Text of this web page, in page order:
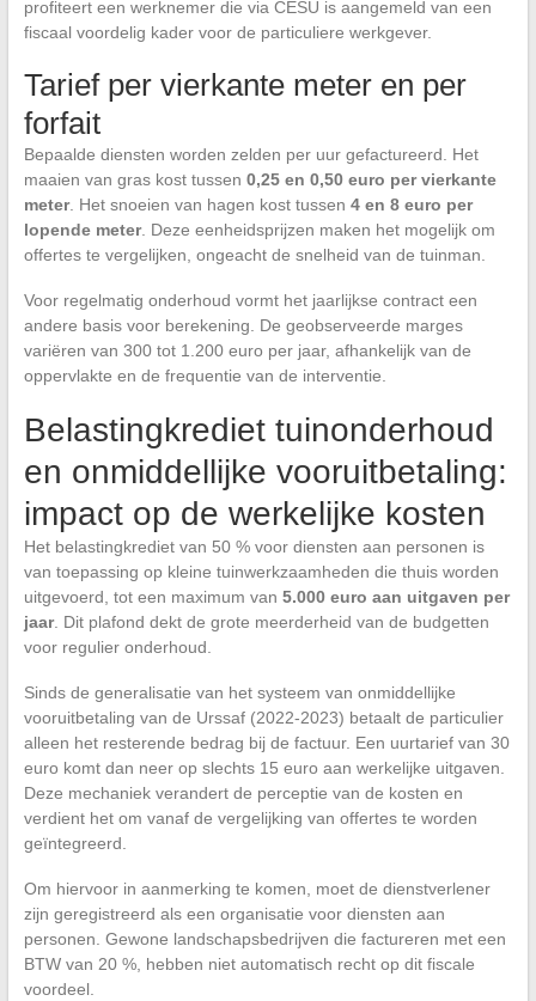
profiteert een werknemer die via CESU is aangemeld van een
fiscaal voordelig kader voor de particuliere werkgever.
Tarief per vierkante meter en per
forfait
Bepaalde diensten worden zelden per uur gefactureerd. Het
maaien van gras kost tussen 0,25 en 0,50 euro per vierkante
meter. Het snoeien van hagen kost tussen 4 en 8 euro per
lopende meter. Deze eenheidsprijzen maken het mogelijk om
offertes te vergelijken, ongeacht de snelheid van de tuinman.
Voor regelmatig onderhoud vormt het jaarlijkse contract een
andere basis voor berekening. De geobserveerde marges
variëren van 300 tot 1.200 euro per jaar, afhankelijk van de
oppervlakte en de frequentie van de interventie.
Belastingkrediet tuinonderhoud
en onmiddellijke vooruitbetaling:
impact op de werkelijke kosten
Het belastingkrediet van 50 % voor diensten aan personen is
van toepassing op kleine tuinwerkzaamheden die thuis worden
uitgevoerd, tot een maximum van 5.000 euro aan uitgaven per
jaar. Dit plafond dekt de grote meerderheid van de budgetten
voor regulier onderhoud.
Sinds de generalisatie van het systeem van onmiddellijke
vooruitbetaling van de Urssaf (2022-2023) betaalt de particulier
alleen het resterende bedrag bij de factuur. Een uurtarief van 30
euro komt dan neer op slechts 15 euro aan werkelijke uitgaven.
Deze mechaniek verandert de perceptie van de kosten en
verdient het om vanaf de vergelijking van offertes te worden
geïntegreerd.
Om hiervoor in aanmerking te komen, moet de dienstverlener
zijn geregistreerd als een organisatie voor diensten aan
personen. Gewone landschapsbedrijven die factureren met een
BTW van 20 %, hebben niet automatisch recht op dit fiscale
voordeel.